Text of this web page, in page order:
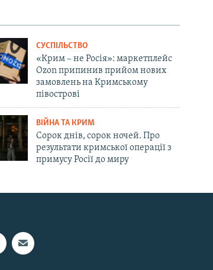
СУСПІЛЬСТВО
«Крим – не Росія»: маркетплейс
Ozon припинив прийом нових
замовлень на Кримському
півострові
ВІЙНА ТА КРИМ
Сорок днів, сорок ночей. Про
результати кримської операції з
примусу Росії до миру